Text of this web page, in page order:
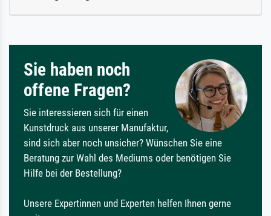
Sie haben noch
offene Fragen?
Sie interessieren sich für einen
Kunstdruck aus unserer Manufaktur,
sind sich aber noch unsicher? Wünschen Sie eine
Beratung zur Wahl des Mediums oder benötigen Sie
Hilfe bei der Bestellung?
Unsere Expertinnen und Experten helfen Ihnen gerne